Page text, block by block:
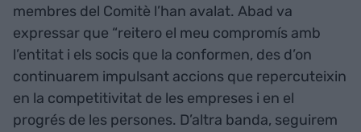
membres del Comitè l’han avalat. Abad va
expressar que “reitero el meu compromís amb
l’entitat i els socis que la conformen, des d’on
continuarem impulsant accions que repercuteixin
en la competitivitat de les empreses i en el
progrés de les persones. D’altra banda, seguirem